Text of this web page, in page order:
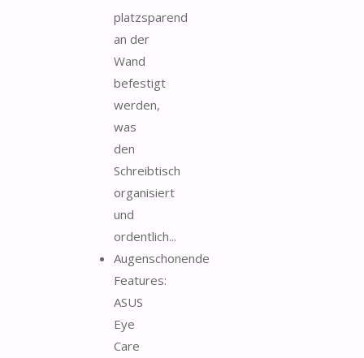
platzsparend
an der
Wand
befestigt
werden,
was
den
Schreibtisch
organisiert
und
ordentlich...
Augenschonende
Features:
ASUS
Eye
Care